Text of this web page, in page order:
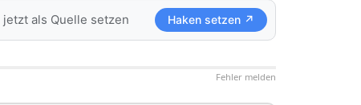
als Quelle setzen Haken setzen ↗
Fehler melden